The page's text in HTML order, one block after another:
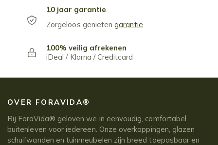
10 jaar garantie
Zorgeloos genietengarantie
100% veilig afrekenen
iDeal / Klarna / Creditcard
OVER FORAVIDA®
Bij ForaVida® geloven we in eenvoudig, comfortabel
buitenleven voor iedereen. Onze overkappingen, glazen
schuifwanden en tuinmeubelen zijn breed toepasbaar en